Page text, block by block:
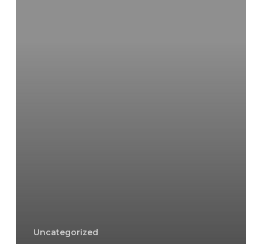
Uncategorized